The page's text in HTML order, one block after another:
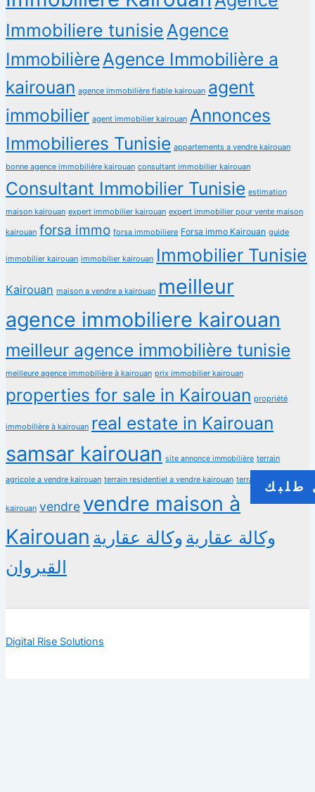
طلبك
Immobiliere tunisie Agence
Immobilière Agence Immobilière a
kairouan agence immobilière fiable kairouan agent
immobilier agent immobilier kairouan Annonces
Immobilieres Tunisie appartements a vendre kairouan
bonne agence immobilière kairouan consultant immobilier kairouan
Consultant Immobilier Tunisie estimation
maison kairouan expert immobilier kairouan expert immobilier pour vente maison
kairouan forsa immo forsa immobiliere Forsa immo Kairouan guide
immobilier kairouan immobilier kairouan Immobilier Tunisie
Kairouan maison a vendre a kairouan meilleur
agence immobiliere kairouan
meilleur agence immobilière tunisie
meilleure agence immobilière à kairouan prix immobilier kairouan
properties for sale in Kairouan propriété
immobilière à kairouan real estate in Kairouan
samsar kairouan site annonce immobilière terrain
agricole a vendre kairouan terrain residentiel a vendre kairouan terrain à vendre
kairouan vendre vendre maison à
Kairouan
وكالة عقارية وكالة عقارية
القيروان
Digital Rise Solutions